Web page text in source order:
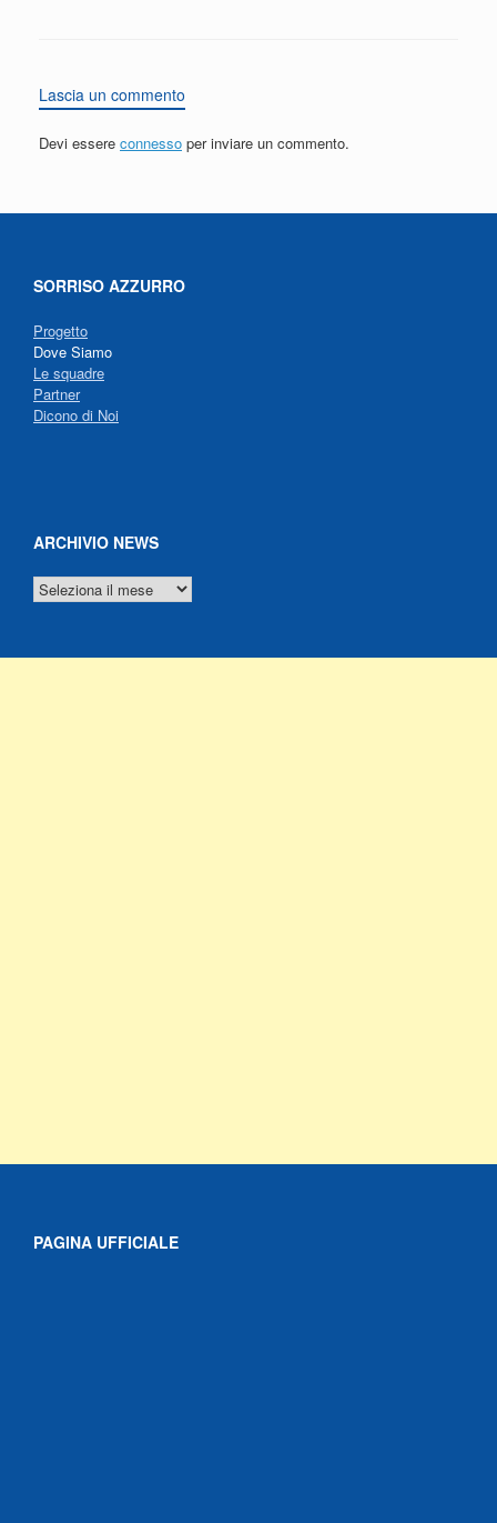
Lascia un commento
Devi essere connesso per inviare un commento.
SORRISO AZZURRO
Progetto
Dove Siamo
Le squadre
Partner
Dicono di Noi
ARCHIVIO NEWS
ARCHIVIO
NEWS
PAGINA UFFICIALE